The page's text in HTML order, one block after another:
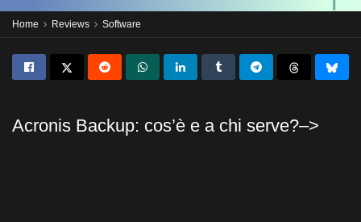
Home Reviews Software
Acronis Backup: cos’è e a chi serve?–>